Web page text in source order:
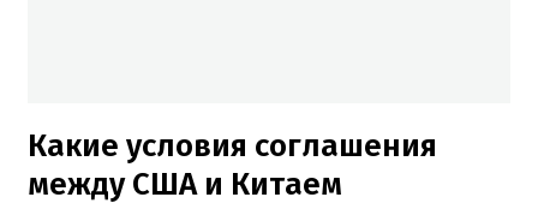
Какие условия соглашения
между США и Китаем